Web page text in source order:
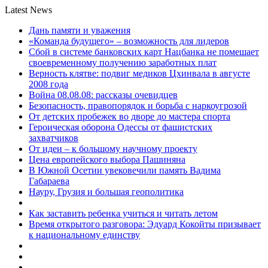
Latest News
Дань памяти и уважения
«Команда будущего» – возможность для лидеров
Сбой в системе банковских карт Нацбанка не помешает
своевременному получению заработных плат
Верность клятве: подвиг медиков Цхинвала в августе
2008 года
Война 08.08.08: рассказы очевидцев
Безопасность, правопорядок и борьба с наркоугрозой
От детских пробежек во дворе до мастера спорта
Героическая оборона Одессы от фашистских
захватчиков
От идеи – к большому научному проекту
Цена европейского выбора Пашиняна
В Южной Осетии увековечили память Вадима
Габараева
Науру, Грузия и большая геополитика
Как заставить ребенка учиться и читать летом
Время открытого разговора: Эдуард Кокойты призывает
к национальному единству